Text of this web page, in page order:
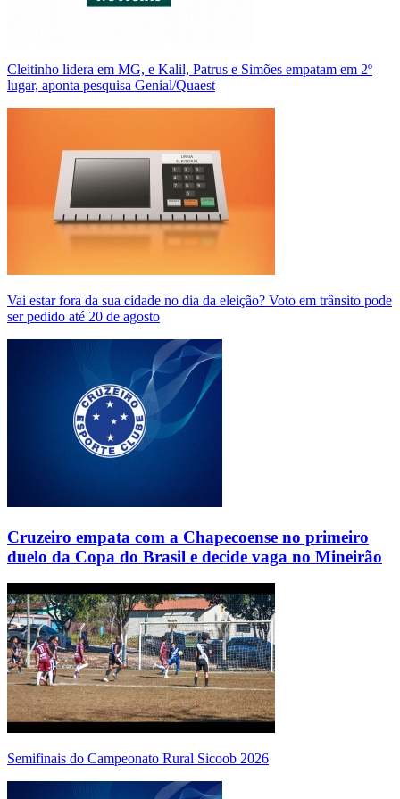
Cleitinho lidera em MG, e Kalil, Patrus e Simões empatam em 2º
lugar, aponta pesquisa Genial/Quaest
Vai estar fora da sua cidade no dia da eleição? Voto em trânsito pode
ser pedido até 20 de agosto
Cruzeiro empata com a Chapecoense no primeiro
duelo da Copa do Brasil e decide vaga no Mineirão
Semifinais do Campeonato Rural Sicoob 2026